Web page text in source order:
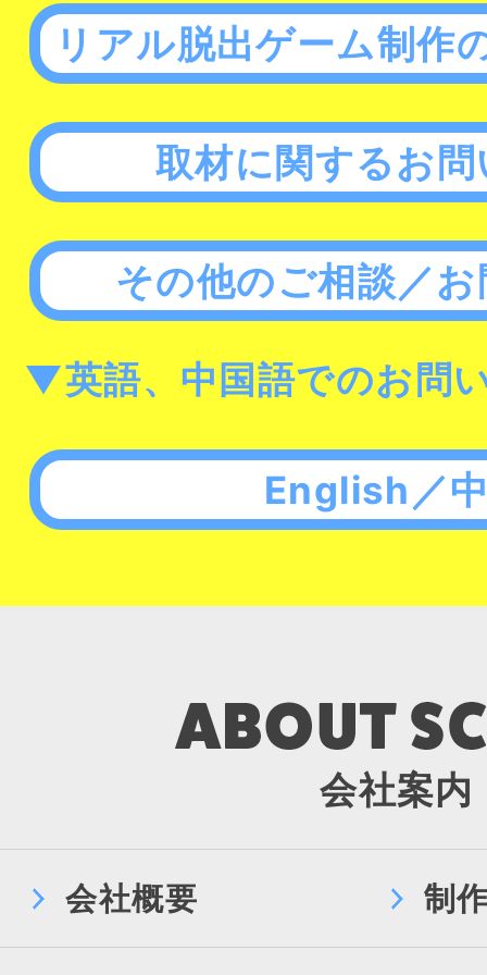
リアル脱出ゲーム制作
取材に関するお
その他のご相談／
▼英語、中国語でのお問
English／
会社案内
会社概要 制